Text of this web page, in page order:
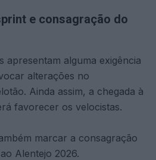
e consagração do
apresentam alguma exigência
alterações no
Ainda assim, a chegada à
favorecer os velocistas.
marcar a consagração
Alentejo 2026.